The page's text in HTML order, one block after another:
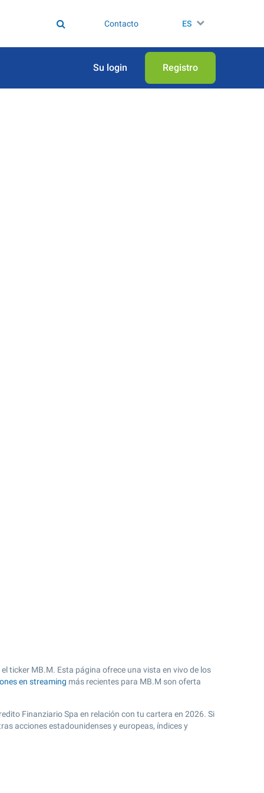
Contacto ES
Su login Registro
ticker MB.M. Esta página ofrece una vista en vivo de los
en streaming más recientes para MB.M son oferta
Finanziario Spa en relación con tu cartera en 2026. Si
acciones estadounidenses y europeas, índices y